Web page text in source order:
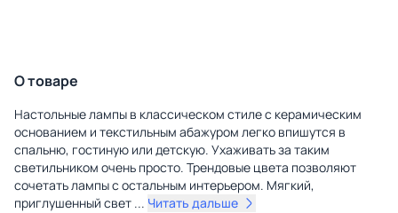
О товаре
Настольные лампы в классическом стиле с керамическим
основанием и текстильным абажуром легко впишутся в
спальню, гостиную или детскую. Ухаживать за таким
светильником очень просто. Трендовые цвета позволяют
сочетать лампы с остальным интерьером. Мягкий,
приглушенный свет ... Читать дальше